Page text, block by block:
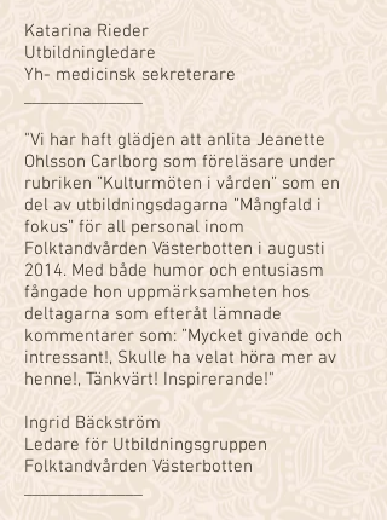
Katarina Rieder
Utbildningledare
Yh- medicinsk sekreterare
"Vi har haft glädjen att anlita Jeanette
Ohlsson Carlborg som föreläsare under
rubriken ”Kulturmöten i vården” som en
del av utbildningsdagarna ”Mångfald i
fokus” för all personal inom
Folktandvården Västerbotten i augusti
2014. Med både humor och entusiasm
fångade hon uppmärksamheten hos
deltagarna som efteråt lämnade
kommentarer som: ”Mycket givande och
intressant!, Skulle ha velat höra mer av
henne!, Tänkvärt! Inspirerande!"
Ingrid Bäckström
Ledare för Utbildningsgruppen
Folktandvården Västerbotten